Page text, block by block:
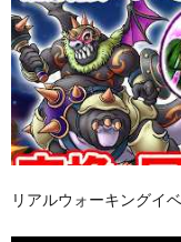
リアルウォーキングイ